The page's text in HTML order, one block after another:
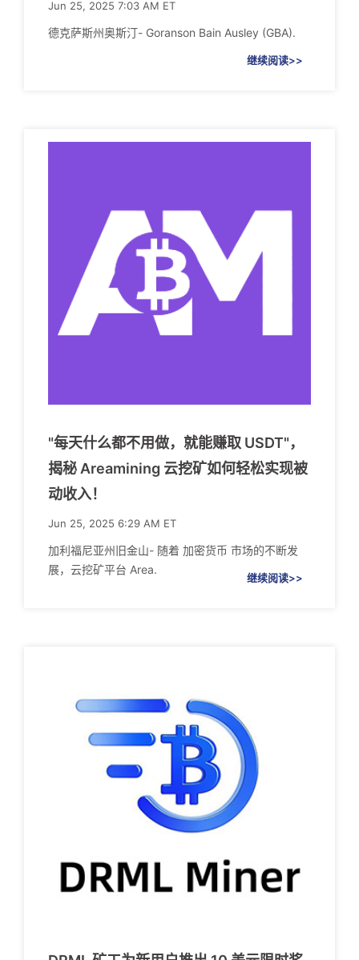
Jun 25, 2025 7:03 AM ET
德克萨斯州奥斯汀- Goranson Bain Ausley (GBA).
继续阅读>>
"每天什么都不用做，就能赚取 USDT"，
揭秘 Areamining 云挖矿如何轻松实现被
动收入！
Jun 25, 2025 6:29 AM ET
加利福尼亚州旧金山- 随着 加密货币 市场的不断发
展，云挖矿平台 Area.
继续阅读>>